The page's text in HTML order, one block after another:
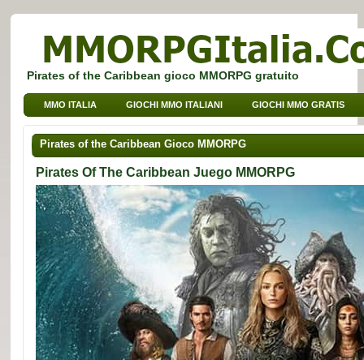
Pirates of the Caribbean gioco MMORPG gratuito
MMO ITALIA GIOCHI MMO ITALIANI GIOCHI MMO GRATIS
GIOCHI BROWSER MMO GIOCHI MMO PER BAMBINI
GIOCHI MMO DI SPORT
Pirates of the Caribbean Gioco MMORPG
Pirates Of The Caribbean Juego MMORPG